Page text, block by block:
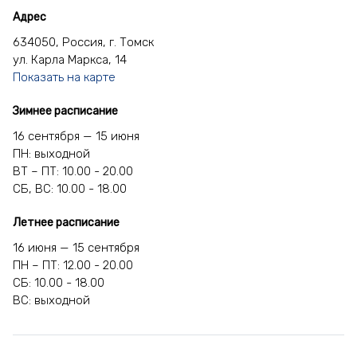
Адрес
634050, Россия, г. Томск
ул. Карла Маркса, 14
Показать на карте
Зимнее расписание
16 сентября — 15 июня
ПН: выходной
ВТ – ПТ: 10.00 - 20.00
СБ, ВС: 10.00 - 18.00
Летнее расписание
16 июня — 15 сентября
ПН – ПТ: 12.00 - 20.00
СБ: 10.00 - 18.00
ВС: выходной